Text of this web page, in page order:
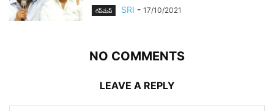
గ‌ప్‌చుప్ SRI - 17/10/2021
NO COMMENTS
LEAVE A REPLY